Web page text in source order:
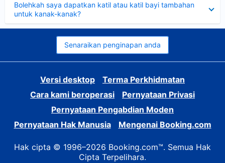
Bolehkah saya dapatkan katil atau katil bayi tambahan
untuk kanak-kanak?
Senaraikan penginapan anda
Versi desktop
Terma Perkhidmatan
Cara kami beroperasi
Pernyataan Privasi
Pernyataan Pengabdian Moden
Pernyataan Hak Manusia
Mengenai Booking.com
Hak cipta © 1996–2026 Booking.com™. Semua Hak
Cipta Terpelihara.